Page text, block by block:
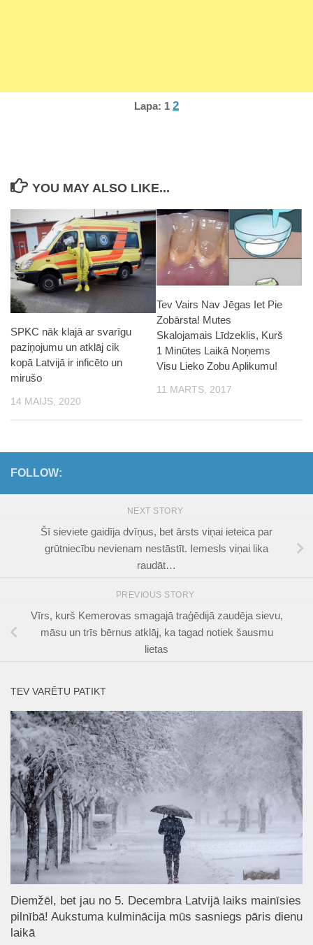
Lapa: 1 2
YOU MAY ALSO LIKE...
SPKC nāk klajā ar svarīgu
paziņojumu un atklāj cik
kopā Latvijā ir inficēto un
mirušo
14 MAIJS, 2020
Tev Vairs Nav Jēgas Iet Pie
Zobārsta! Mutes
Skalojamais Līdzeklis, Kurš
1 Minūtes Laikā Noņems
Visu Lieko Zobu Aplikumu!
11 MARTS, 2017
FOLLOW:
NEXT STORY
Šī sieviete gaidīja dvīņus, bet ārsts viņai ieteica par
grūtniecību nevienam nestāstīt. Iemesls viņai lika
raudāt…
PREVIOUS STORY
Vīrs, kurš Kemerovas smagajā traģēdijā zaudēja sievu,
māsu un trīs bērnus atklāj, ka tagad notiek šausmu
lietas
TEV VARĒTU PATIKT
Diemžēl, bet jau no 5. Decembra Latvijā laiks mainīsies
pilnībā! Aukstuma kulminācija mūs sasniegs pāris dienu
laikā